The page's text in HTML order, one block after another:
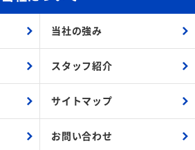
当社の強み
スタッフ紹介
サイトマップ
お問い合わせ